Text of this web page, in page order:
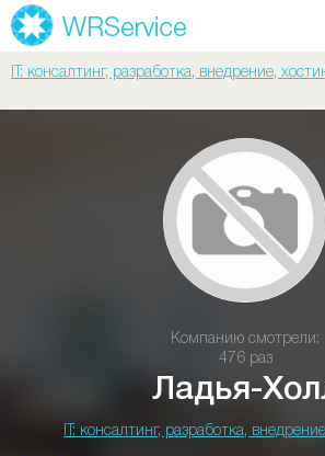
IT: консалтинг, разработка, внедрение,
Компанию смотрели:
476 раз
Ладья-
IT: консалтинг, разработка,